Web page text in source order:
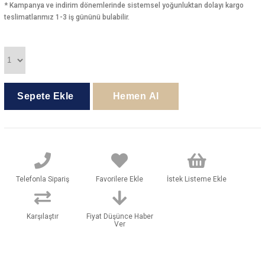
* Kampanya ve indirim dönemlerinde sistemsel yoğunluktan dolayı kargo
teslimatlarımız 1-3 iş gününü bulabilir.
Telefonla Sipariş Favorilere Ekle İstek Listeme Ekle
Karşılaştır
Fiyat Düşünce Haber
Ver